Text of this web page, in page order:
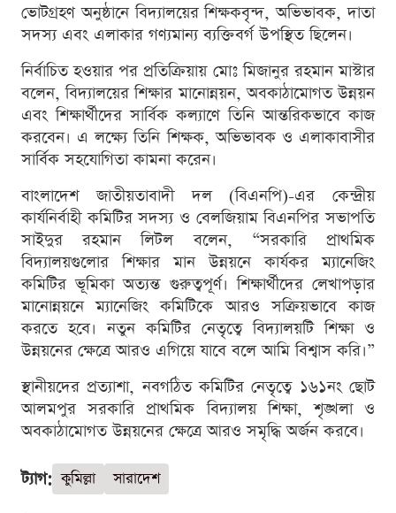
ভোটগ্রহণ অনুষ্ঠানে বিদ্যালয়ের শিক্ষকবৃন্দ, অভিভাবক, দাতা
সদস্য এবং এলাকার গণ্যমান্য ব্যক্তিবর্গ উপস্থিত ছিলেন।
নির্বাচিত হওয়ার পর প্রতিক্রিয়ায় মোঃ মিজানুর রহমান মাস্টার
বলেন, বিদ্যালয়ের শিক্ষার মানোন্নয়ন, অবকাঠামোগত উন্নয়ন
এবং শিক্ষার্থীদের সার্বিক কল্যাণে তিনি আন্তরিকভাবে কাজ
করবেন। এ লক্ষ্যে তিনি শিক্ষক, অভিভাবক ও এলাকাবাসীর
সার্বিক সহযোগিতা কামনা করেন।
বাংলাদেশ জাতীয়তাবাদী দল (বিএনপি)-এর কেন্দ্রীয়
কার্যনির্বাহী কমিটির সদস্য ও বেলজিয়াম বিএনপির সভাপতি
সাইদুর রহমান লিটল বলেন, “সরকারি প্রাথমিক
বিদ্যালয়গুলোর শিক্ষার মান উন্নয়নে কার্যকর ম্যানেজিং
কমিটির ভূমিকা অত্যন্ত গুরুত্বপূর্ণ। শিক্ষার্থীদের লেখাপড়ার
মানোন্নয়নে ম্যানেজিং কমিটিকে আরও সক্রিয়ভাবে কাজ
করতে হবে। নতুন কমিটির নেতৃত্বে বিদ্যালয়টি শিক্ষা ও
উন্নয়নের ক্ষেত্রে আরও এগিয়ে যাবে বলে আমি বিশ্বাস করি।”
স্থানীয়দের প্রত্যাশা, নবগঠিত কমিটির নেতৃত্বে ১৬১নং ছোট
আলমপুর সরকারি প্রাথমিক বিদ্যালয় শিক্ষা, শৃঙ্খলা ও
অবকাঠামোগত উন্নয়নের ক্ষেত্রে আরও সমৃদ্ধি অর্জন করবে।
ট্যাগ: কুমিল্লা সারাদেশ